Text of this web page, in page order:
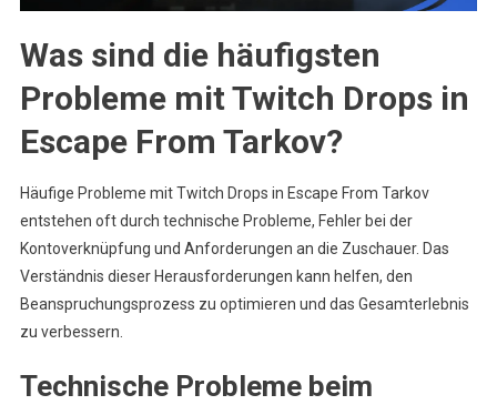
Was sind die häufigsten
Probleme mit Twitch Drops in
Escape From Tarkov?
Häufige Probleme mit Twitch Drops in Escape From Tarkov
entstehen oft durch technische Probleme, Fehler bei der
Kontoverknüpfung und Anforderungen an die Zuschauer. Das
Verständnis dieser Herausforderungen kann helfen, den
Beanspruchungsprozess zu optimieren und das Gesamterlebnis
zu verbessern.
Technische Probleme beim